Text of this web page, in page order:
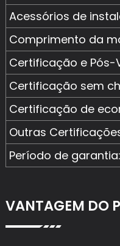
Acessórios de
Comprimento da
Certificação e Pós-
Certificação sem
Certificação de
Outras
Período de garantia:
VANTAGEM DO